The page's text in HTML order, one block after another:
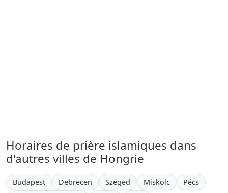
Horaires de prière islamiques dans
d'autres villes de Hongrie
Budapest Debrecen Szeged Miskolc
Pécs